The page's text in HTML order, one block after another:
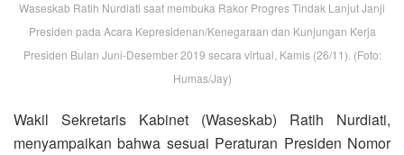
Waseskab Ratih Nurdiati saat membuka Rakor Progres Tindak Lanjut Janji
Presiden pada Acara Kepresidenan/Kenegaraan dan Kunjungan Kerja
Presiden Bulan Juni-Desember 2019 secara virtual, Kamis (26/11). (Foto:
Humas/Jay)
Wakil Sekretaris Kabinet (Waseskab) Ratih Nurdiati,
menyampaikan bahwa sesuai Peraturan Presiden Nomor